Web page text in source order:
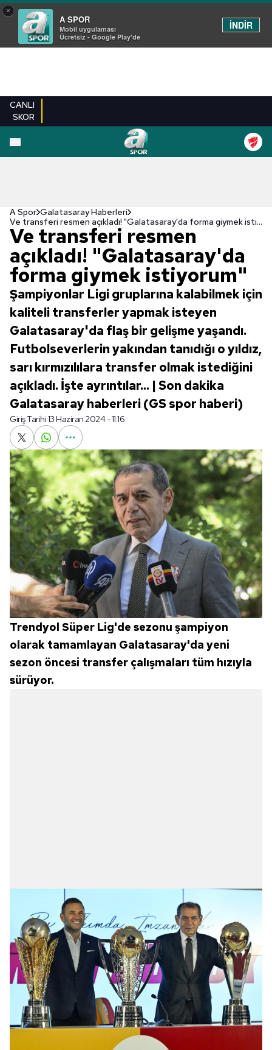
×
A SPOR
Mobil uygulaması
Ücretsiz - Google Play'de
İNDİR
CANLI
SKOR
A Spor Galatasaray Haberleri
Ve transferi resmen açıkladı! "Galatasaray'da forma giymek istiyorum"
Ve transferi resmen
açıkladı! "Galatasaray'da
forma giymek istiyorum"
Şampiyonlar Ligi gruplarına kalabilmek için
kaliteli transferler yapmak isteyen
Galatasaray'da flaş bir gelişme yaşandı.
Futbolseverlerin yakından tanıdığı o yıldız,
sarı kırmızılılara transfer olmak istediğini
açıkladı. İşte ayrıntılar... | Son dakika
Galatasaray haberleri (GS spor haberi)
Giriş Tarihi:13 Haziran 2024 - 11:16
Trendyol Süper Lig'de sezonu şampiyon
olarak tamamlayan Galatasaray'da yeni
sezon öncesi transfer çalışmaları tüm hızıyla
sürüyor.